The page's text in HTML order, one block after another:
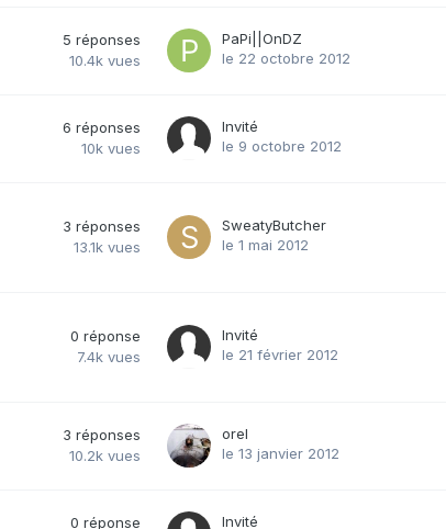
5 réponses
10.4k vues
PaPi||OnDZ
le 22 octobre 2012
6 réponses
10k vues
Invité
le 9 octobre 2012
3 réponses
13.1k vues
SweatyButcher
le 1 mai 2012
0 réponse
7.4k vues
Invité
le 21 février 2012
3 réponses
10.2k vues
orel
le 13 janvier 2012
0 réponse
Invité